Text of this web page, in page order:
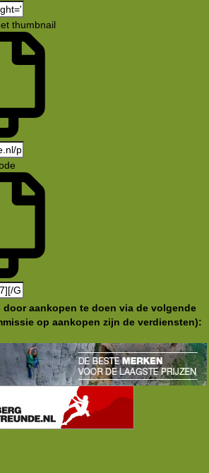
thumbnail
aankopen te doen via de volgende
op aankopen zijn de verdiensten):